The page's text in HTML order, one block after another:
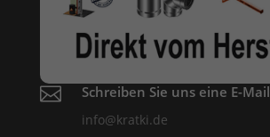
 Schreiben Sie uns eine E-Mail
info@kratki.de